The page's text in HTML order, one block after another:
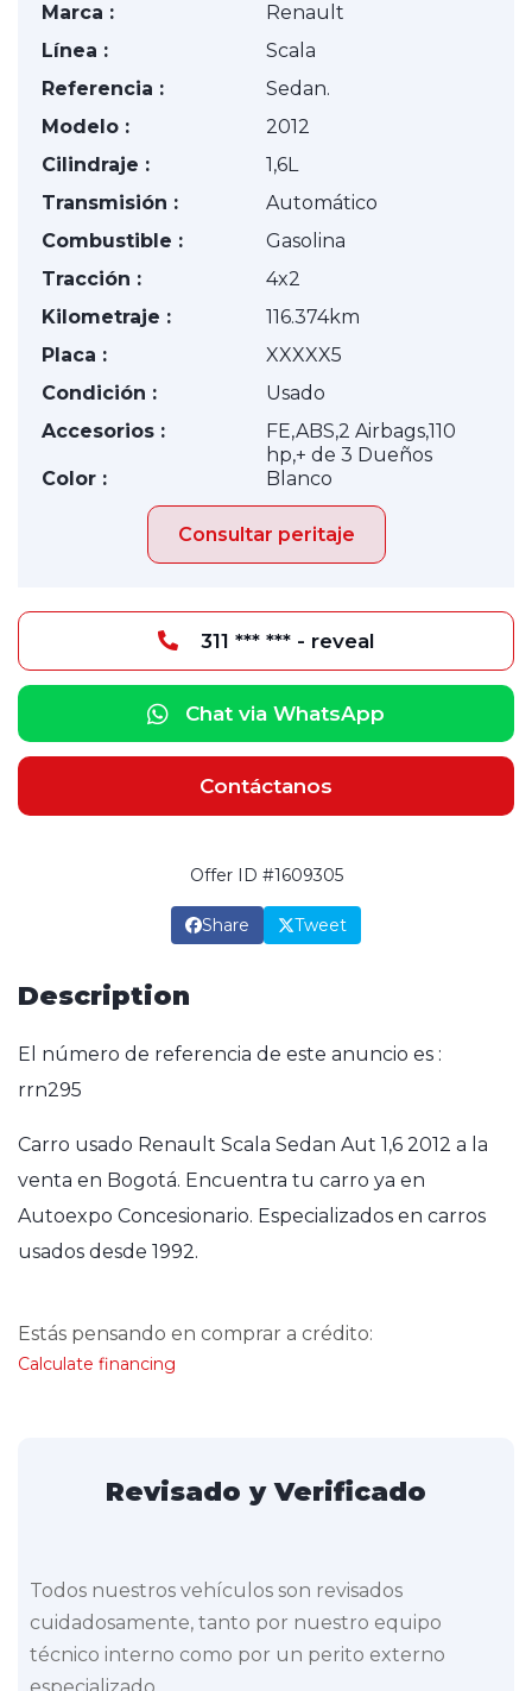
Marca :
Renault
Línea :
Scala
Referencia :
Sedan.
Modelo :
2012
Cilindraje :
1,6L
Transmisión :
Automático
Combustible :
Gasolina
Tracción :
4x2
Kilometraje :
116.374km
Placa :
XXXXX5
Condición :
Usado
Accesorios :
FE,ABS,2 Airbags,110
hp,+ de 3 Dueños
Color :
Blanco
Consultar peritaje
311 *** *** - reveal
Chat via WhatsApp
Contáctanos
Offer ID #1609305
Share Tweet
Description
El número de referencia de este anuncio es :
rrn295
Carro usado Renault Scala Sedan Aut 1,6 2012 a la
venta en Bogotá. Encuentra tu carro ya en
Autoexpo Concesionario. Especializados en carros
usados desde 1992.
Estás pensando en comprar a crédito:
Calculate financing
Revisado y Verificado
Todos nuestros vehículos son revisados
cuidadosamente, tanto por nuestro equipo
técnico interno como por un perito externo